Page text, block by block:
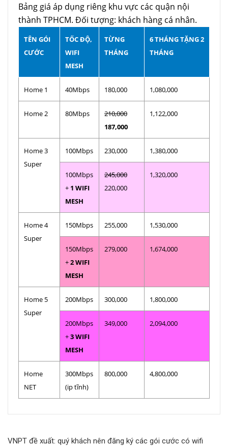
Bảng giá áp dụng riêng khu vực các quận nội
thành TPHCM. Đối tượng: khách hàng cá nhân.
TÊN GÓI
CƯỚC
TỐC ĐỘ,
WIFI
MESH
TỪNG
THÁNG
6 THÁNG TẶNG 2
THÁNG
Home 1 40Mbps 180,000 1,080,000
Home 2 80Mbps
210,000
187,000
1,122,000
Home 3
Super
100Mbps 230,000 1,380,000
100Mbps
+ 1 WIFI
MESH
245,000
220,000
1,320,000
Home 4
Super
150Mbps 255,000 1,530,000
150Mbps
+2 WIFI
MESH
279,000 1,674,000
Home 5
Super
200Mbps 300,000 1,800,000
200Mbps
+3 WIFI
MESH
349,000 2,094,000
Home
NET
300Mbps
(ip tĩnh)
800,000 4,800,000
VNPT đề xuất: quý khách nên đăng ký các gói cước có wifi